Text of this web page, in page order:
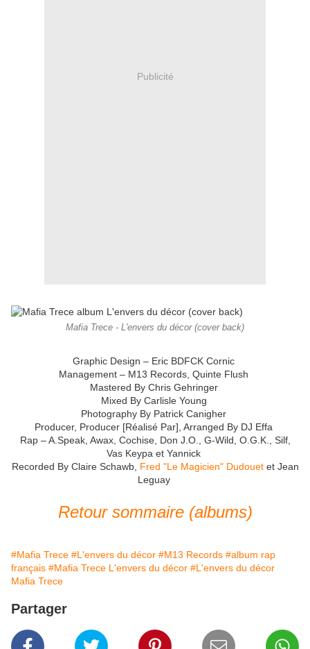
Publicité
Mafia Trece - L'envers du décor (cover back)
Graphic Design – Eric BDFCK Cornic
Management – M13 Records, Quinte Flush
Mastered By Chris Gehringer
Mixed By Carlisle Young
Photography By Patrick Canigher
Producer, Producer [Réalisé Par], Arranged By DJ Effa
Rap – A.Speak, Awax, Cochise, Don J.O., G-Wild, O.G.K., Silf,
Vas Keypa et Yannick
Recorded By Claire Schawb, Fred "Le Magicien" Dudouetet Jean
Leguay
Retour sommaire (albums)
#Mafia Trece #L'envers du décor #M13 Records #album rap
français #Mafia Trece L'envers du décor #L'envers du décor
Mafia Trece
Partager